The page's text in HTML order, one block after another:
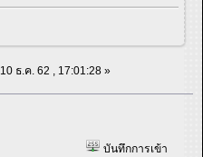
10 ธ.ค. 62 , 17:01:28 »
บันทึกการเข้า